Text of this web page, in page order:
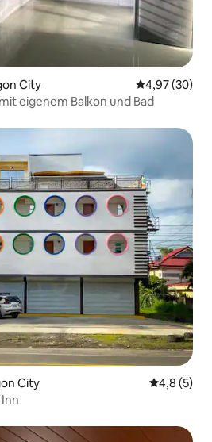
City
4,97 (30)
eigenem Balkon und Bad
City
4,8 (5)